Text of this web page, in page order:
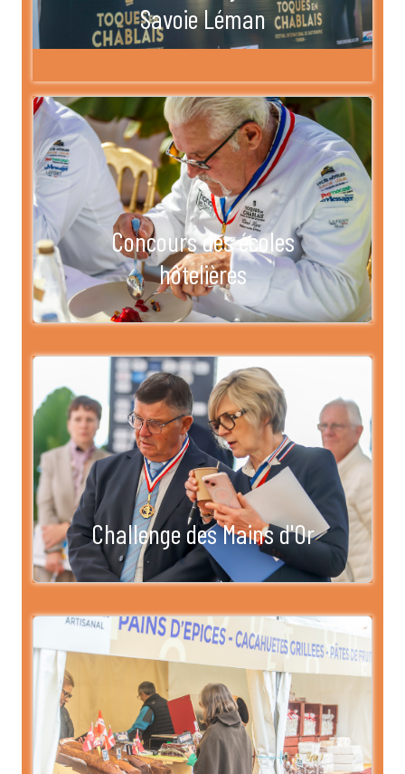
Savoie Léman
Concours des écoles
hôtelières
Challenge des Mains d'Or